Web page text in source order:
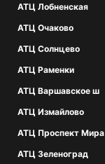
АТЦ Лобненская
АТЦ Очаково
АТЦ Солнцево
АТЦ Раменки
АТЦ Варшавское ш
АТЦ Измайлово
АТЦ Проспект Мира
АТЦ Зеленоград